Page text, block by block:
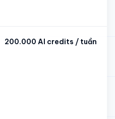
200.000 AI credits / tuần